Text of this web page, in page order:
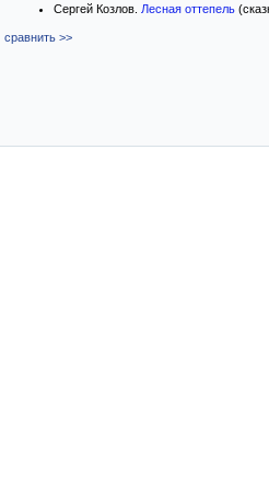
Сергей Козлов. Лесная оттепель
сравнить >>